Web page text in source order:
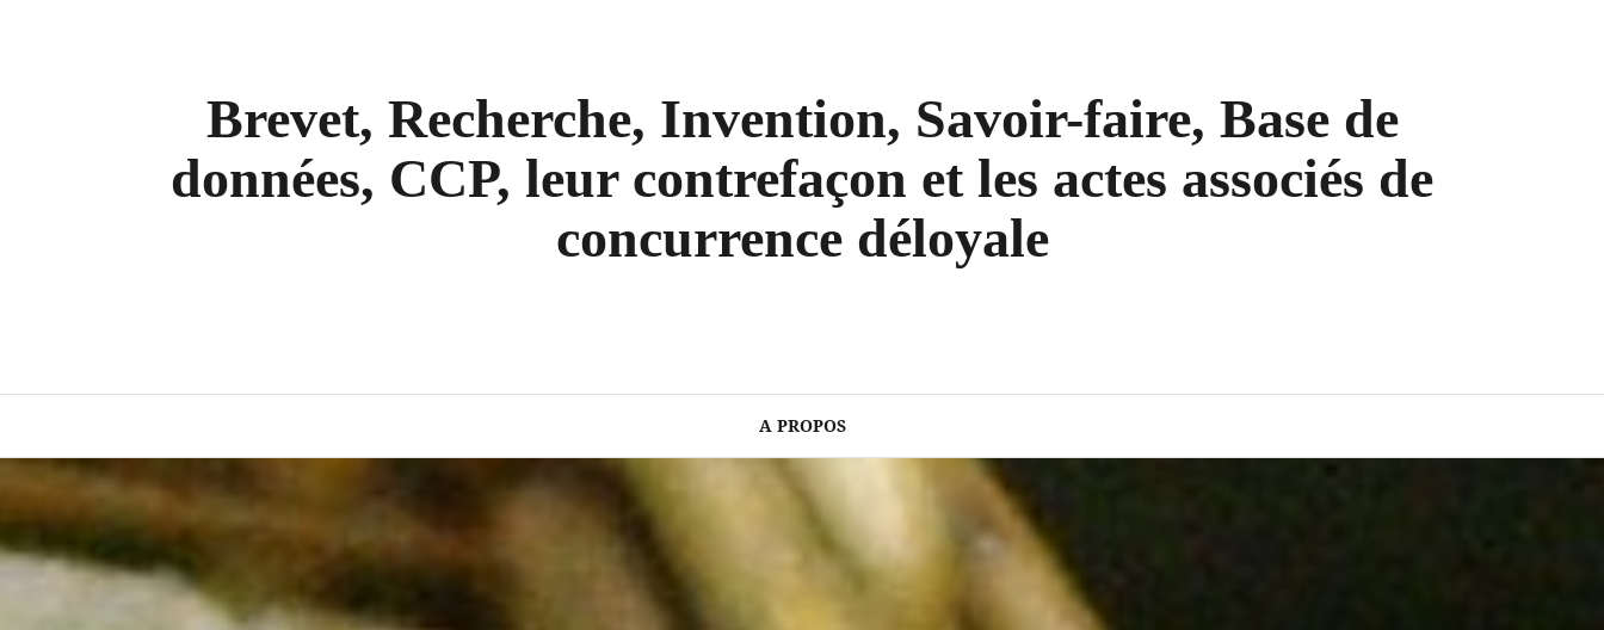
Brevet, Recherche, Invention, Savoir-faire, Base de
données, CCP, leur contrefaçon et les actes associés de
concurrence déloyale
A PROPOS